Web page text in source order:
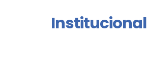
Institucional